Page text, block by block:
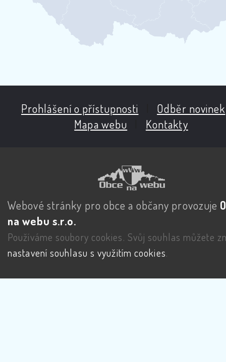
Prohlášení o přístupnosti Odběr novinek
Mapa webu
Kontakty
Webové stránky pro obce a občany provozuje
na webu s.r.o.
Používáme soubory cookies. Svůj souhlas můžete
nastavení souhlasu s využitím cookies.